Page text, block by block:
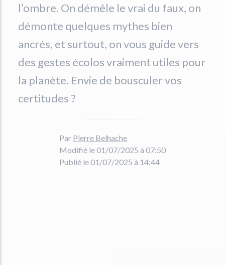
l’ombre. On démêle le vrai du faux, on
démonte quelques mythes bien
ancrés, et surtout, on vous guide vers
des gestes écolos vraiment utiles pour
la planète. Envie de bousculer vos
certitudes ?
Par Pierre Belhache
Modifié le 01/07/2025 à 07:50
Publié le 01/07/2025 à 14:44